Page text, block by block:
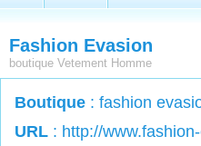
Fashion Evasion
boutique Vetement Homme
Boutique : fashion
URL : http://